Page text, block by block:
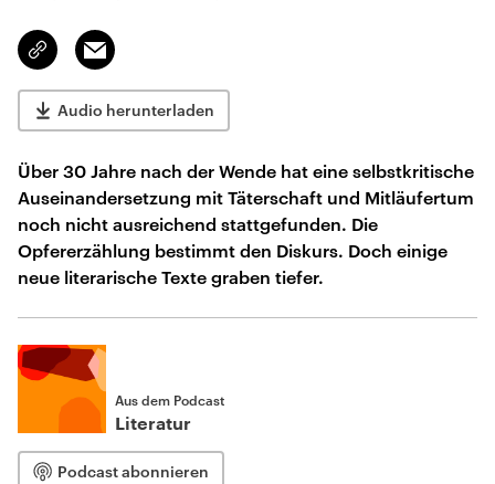
Link
kopieren/teilen
Email
Audio herunterladen
Über 30 Jahre nach der Wende hat eine selbstkritische
Auseinandersetzung mit Täterschaft und Mitläufertum
noch nicht ausreichend stattgefunden. Die
Opfererzählung bestimmt den Diskurs. Doch einige
neue literarische Texte graben tiefer.
Aus dem Podcast
Literatur
Podcast abonnieren